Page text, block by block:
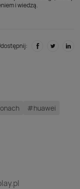
i wiedzą.
#huawei